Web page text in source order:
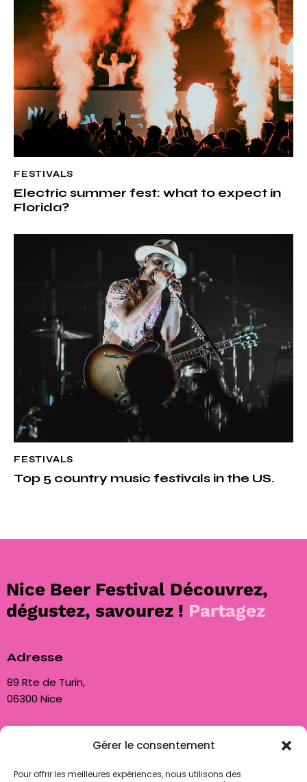
Gérer le consentement
Pour offrir les meilleures expériences, nous utilisons des
FESTIVALS
Electric summer fest: what to expect in
Florida?
FESTIVALS
Top 5 country music festivals in the US.
Nice Beer Festival Découvrez,
dégustez, savourez ! Partagez
Adresse
89 Rte de Turin,
06300 Nice